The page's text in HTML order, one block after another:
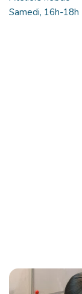
Samedi, 16h-18h